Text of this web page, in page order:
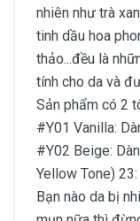
nhiên như trà
tinh dầu hoa
thảo...đều là
tính cho da và
Sản phẩm có 2
#Y01 Vanilla:
#Y02 Beige:
Yellow Tone)
Bạn nào da bị